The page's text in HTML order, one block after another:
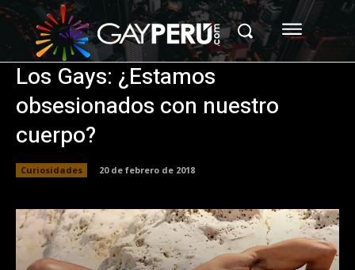
Los Gays: ¿Estamos
obsesionados con nuestro
cuerpo?
Curiosidades 20 de febrero de 2018